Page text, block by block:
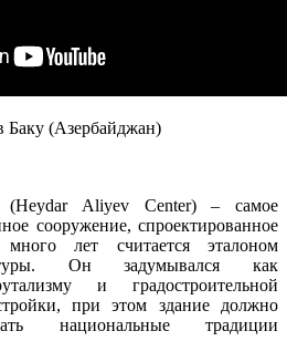
Баку (Азербайджан)
(Heydar Aliyev Center) – самое
сооружение, спроектированное
лет считается эталоном
Он задумывался как
и градостроительной
при этом здание должно
национальные традиции